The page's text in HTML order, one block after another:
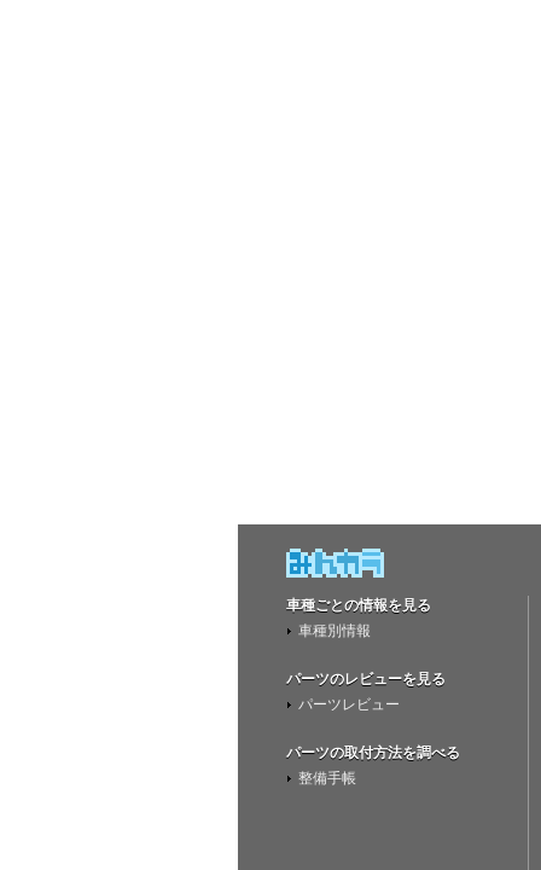
車種ごとの情報を見る
車種別情報
パーツのレビューを見る
パーツレビュー
パーツの取付方法を調べる
整備手帳